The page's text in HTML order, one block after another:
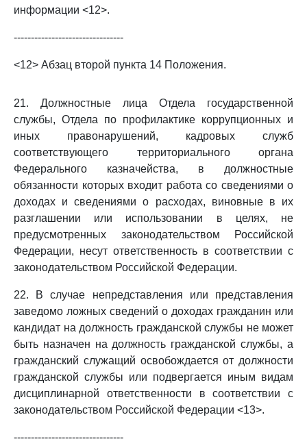
информации <12>.
--------------------------------
<12> Абзац второй пункта 14 Положения.
21. Должностные лица Отдела государственной
службы, Отдела по профилактике коррупционных и
иных правонарушений, кадровых служб
соответствующего территориального органа
Федерального казначейства, в должностные
обязанности которых входит работа со сведениями о
доходах и сведениями о расходах, виновные в их
разглашении или использовании в целях, не
предусмотренных законодательством Российской
Федерации, несут ответственность в соответствии с
законодательством Российской Федерации.
22. В случае непредставления или представления
заведомо ложных сведений о доходах гражданин или
кандидат на должность гражданской службы не может
быть назначен на должность гражданской службы, а
гражданский служащий освобождается от должности
гражданской службы или подвергается иным видам
дисциплинарной ответственности в соответствии с
законодательством Российской Федерации <13>.
--------------------------------